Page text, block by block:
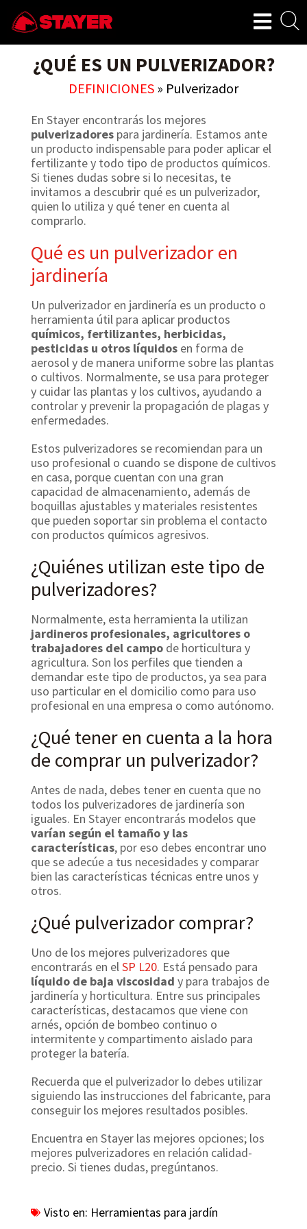
¿QUÉ ES UN PULVERIZADOR?
DEFINICIONES » Pulverizador
En Stayer encontrarás los mejores
pulverizadores para jardinería. Estamos ante
un producto indispensable para poder aplicar el
fertilizante y todo tipo de productos químicos.
Si tienes dudas sobre si lo necesitas, te
invitamos a descubrir qué es un pulverizador,
quien lo utiliza y qué tener en cuenta al
comprarlo.
Qué es un pulverizador en
jardinería
Un pulverizador en jardinería es un producto o
herramienta útil para aplicar productos
químicos, fertilizantes, herbicidas,
pesticidas u otros líquidos en forma de
aerosol y de manera uniforme sobre las plantas
o cultivos. Normalmente, se usa para proteger
y cuidar las plantas y los cultivos, ayudando a
controlar y prevenir la propagación de plagas y
enfermedades.
Estos pulverizadores se recomiendan para un
uso profesional o cuando se dispone de cultivos
en casa, porque cuentan con una gran
capacidad de almacenamiento, además de
boquillas ajustables y materiales resistentes
que pueden soportar sin problema el contacto
con productos químicos agresivos.
¿Quiénes utilizan este tipo de
pulverizadores?
Normalmente, esta herramienta la utilizan
jardineros profesionales, agricultores o
trabajadores del campo de horticultura y
agricultura. Son los perfiles que tienden a
demandar este tipo de productos, ya sea para
uso particular en el domicilio como para uso
profesional en una empresa o como autónomo.
¿Qué tener en cuenta a la hora
de comprar un pulverizador?
Antes de nada, debes tener en cuenta que no
todos los pulverizadores de jardinería son
iguales. En Stayer encontrarás modelos que
varían según el tamaño y las
características, por eso debes encontrar uno
que se adecúe a tus necesidades y comparar
bien las características técnicas entre unos y
otros.
¿Qué pulverizador comprar?
Uno de los mejores pulverizadores que
encontrarás en elSP L20. Está pensado para
líquido de baja viscosidad y para trabajos de
jardinería y horticultura. Entre sus principales
características, destacamos que viene con
arnés, opción de bombeo continuo o
intermitente y compartimento aislado para
proteger la batería.
Recuerda que el pulverizador lo debes utilizar
siguiendo las instrucciones del fabricante, para
conseguir los mejores resultados posibles.
Encuentra en Stayer las mejores opciones; los
mejores pulverizadores en relación calidad-
precio. Si tienes dudas, pregúntanos.
Visto en: Herramientas para jardín